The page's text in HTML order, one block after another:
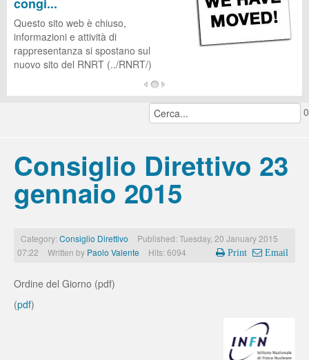
Questo sito web è chiuso,
informazioni e attività di
rappresentanza si spostano sul
nuovo sito del RNRT (../RNRT/)
0
Consiglio Direttivo 23
gennaio 2015
Category: Consiglio Direttivo
Published: Tuesday, 20 January 2015
07:22
Written by Paolo Valente Hits: 6094 Print Email
Ordine del Giorno (pdf)
(pdf)
CUG